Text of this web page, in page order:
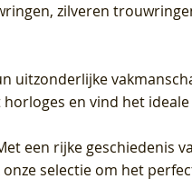
zilveren
uitzonderlijke
en vind het
een rijke geschiedenis
selectie om het